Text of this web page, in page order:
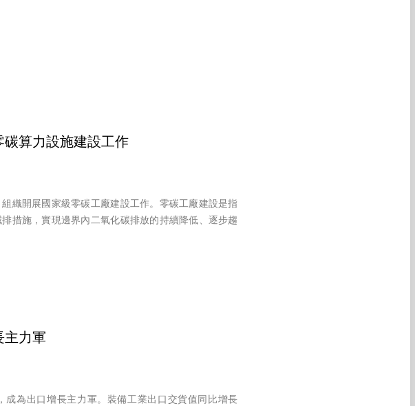
算力設施建設工作
織開展國家級零碳工廠建設工作。零碳工廠建設是指
措施，實現邊界內二氧化碳排放的持續降低、逐步趨
主力軍
成為出口增長主力軍。裝備工業出口交貨值同比增長